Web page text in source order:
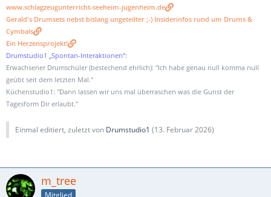
www.schlagzeugunterricht-seeheim-jugenheim.de
Gerald's Drumsets nebst bislang ungeteilter ;-) Insiderinfos rund um Drums &
Cymbals
Ein Herzensprojekt!
Drumstudio1 „Spontan-Interaktionen“:
Erwachsener Drumschüler (bestechend ehrlich): "Ich habe genau null komma null
geübt seit dem letzten Mal."
Küchenstudio1: "Dann lassen wir uns mal überraschen was die Gunst der
Tagesform Dir erlaubt."
Einmal editiert, zuletzt von Drumstudio1 (13. Februar 2026)
m_tree
Mitglied